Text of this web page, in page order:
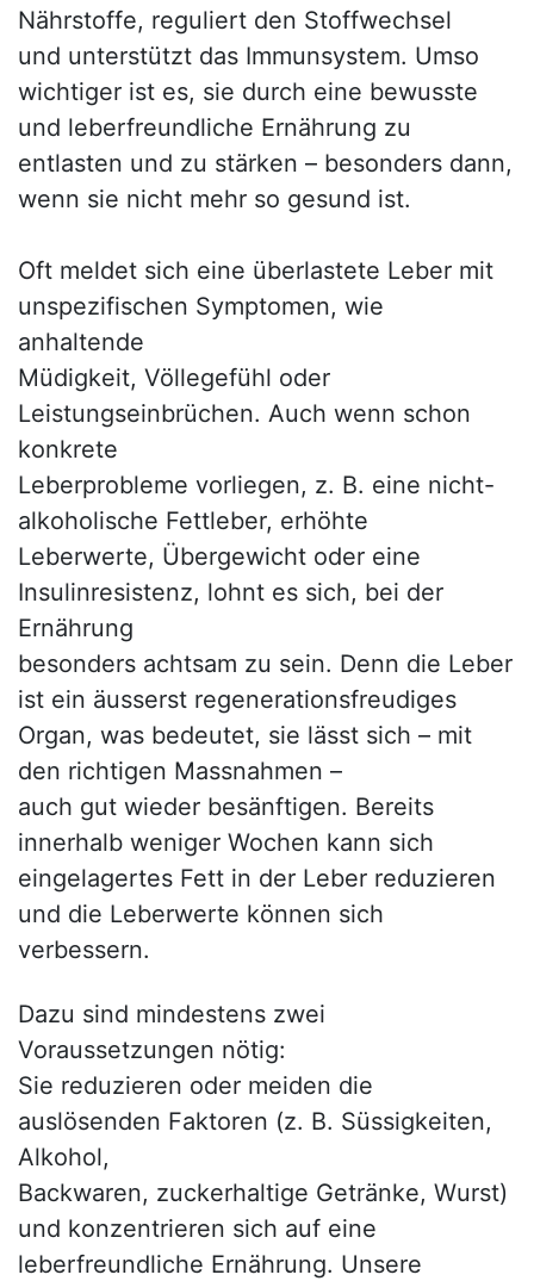
Nährstoffe, reguliert den Stoffwechsel
und unterstützt das Immunsystem. Umso
wichtiger ist es, sie durch eine bewusste
und leberfreundliche Ernährung zu
entlasten und zu stärken – besonders dann,
wenn sie nicht mehr so gesund ist.
Oft meldet sich eine überlastete Leber mit
unspezifischen Symptomen, wie
anhaltende
Müdigkeit, Völlegefühl oder
Leistungseinbrüchen. Auch wenn schon
konkrete
Leberprobleme vorliegen, z. B. eine nicht-
alkoholische Fettleber, erhöhte
Leberwerte, Übergewicht oder eine
Insulinresistenz, lohnt es sich, bei der
Ernährung
besonders achtsam zu sein. Denn die Leber
ist ein äusserst regenerationsfreudiges
Organ, was bedeutet, sie lässt sich – mit
den richtigen Massnahmen –
auch gut wieder besänftigen. Bereits
innerhalb weniger Wochen kann sich
eingelagertes Fett in der Leber reduzieren
und die Leberwerte können sich
verbessern.
Dazu sind mindestens zwei
Voraussetzungen nötig:
Sie reduzieren oder meiden die
auslösenden Faktoren (z. B. Süssigkeiten,
Alkohol,
Backwaren, zuckerhaltige Getränke, Wurst)
und konzentrieren sich auf eine
leberfreundliche Ernährung. Unsere